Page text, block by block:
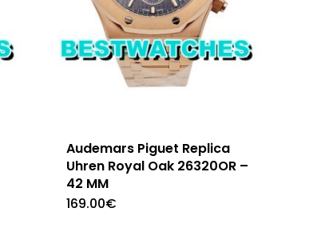
Audemars Piguet Replica
Uhren Royal Oak 26320OR –
42 MM
169.00€